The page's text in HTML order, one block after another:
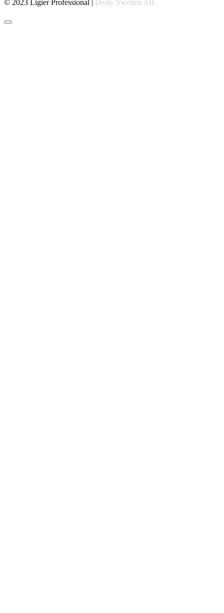
© 2023 Ligier Professional | Dealy Sweden AB.